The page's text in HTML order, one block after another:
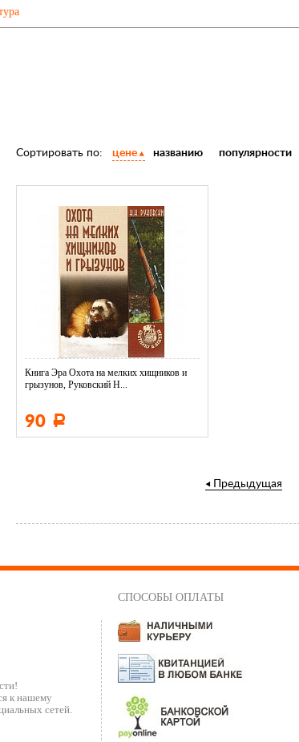
Сортировать по: цене названию популярности
Книга Эра Охота на мелких хищников и
грызунов, Руковский Н...
90 Р
Предыдущая
к нашему
сетей.
СПОСОБЫ ОПЛАТЫ